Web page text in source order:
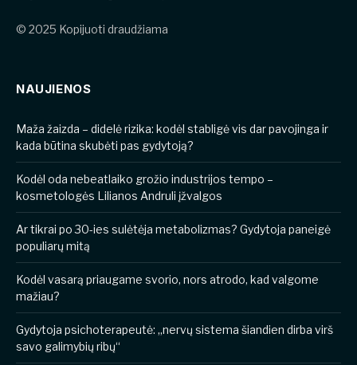
© 2025 Kopijuoti draudžiama
NAUJIENOS
​​Maža žaizda – didelė rizika: kodėl stabligė vis dar pavojinga ir
kada būtina skubėti pas gydytoją?
Kodėl oda nebeatlaiko grožio industrijos tempo –
kosmetologės Lilianos Andruli įžvalgos
Ar tikrai po 30-ies sulėtėja metabolizmas? Gydytoja paneigė
populiarų mitą
Kodėl vasarą priaugame svorio, nors atrodo, kad valgome
mažiau?
Gydytoja psichoterapeutė: „nervų sistema šiandien dirba virš
savo galimybių ribų“